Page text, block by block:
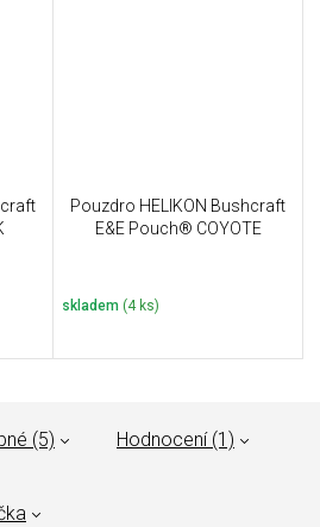
Pouzdro HELIKON Bushcraft
E&E Pouch® COYOTE
skladem (4 ks)
(5) Hodnocení (1)